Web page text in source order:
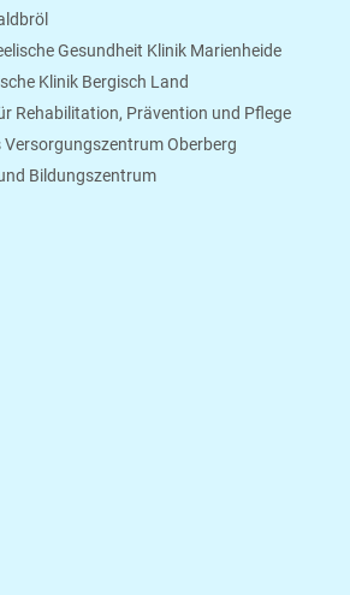
Gesundheit Klinik Marienheide
Klinik Bergisch Land
Rehabilitation, Prävention und Pflege
Versorgungszentrum Oberberg
Bildungszentrum